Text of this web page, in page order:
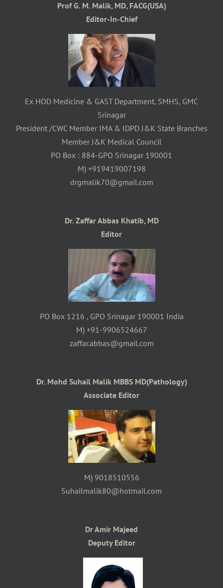
Prof G. M. Malik, MD, FACG(USA)
Editor-In-Chief
Ex HOD Medicine & GAST Department, SMHS, GMC
Srinagar
President /CWC Member IMA & IDPD J&K State Branches
Member J&K Medical Council
PO Box : 884-GPO Srinagar 190001
M) +919419007198
drgmalik70@gmail.com
Dr. Zaffar Abbas Khatib, MD
Editor
PO Box 1216 , GPO Srinagar 190001 India
M) +91-9906524667
zaffar.abbas@gmail.com
Dr. Mohd Suhail Malik MBBS MD(Pathology)
Associate Editor
M) 9018510556
Suhailmalik80@hotmail.com
Dr Amir Majeed
Deputy Editor